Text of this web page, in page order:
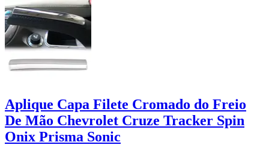
Aplique Capa Filete Cromado do Freio
De Mão Chevrolet Cruze Tracker Spin
Onix Prisma Sonic